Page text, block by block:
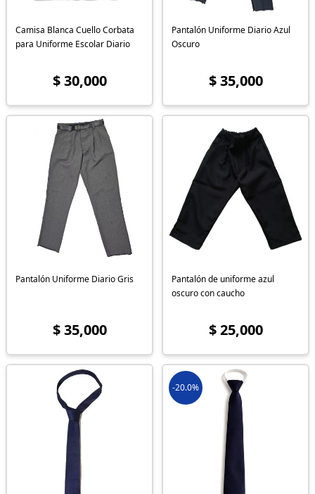
Camisa Blanca Cuello Corbata
para Uniforme Escolar Diario
$ 30,000
Pantalón Uniforme Diario Azul
Oscuro
$ 35,000
Pantalón Uniforme Diario Gris
$ 35,000
Pantalón de uniforme azul
oscuro con caucho
$ 25,000
-20.0%